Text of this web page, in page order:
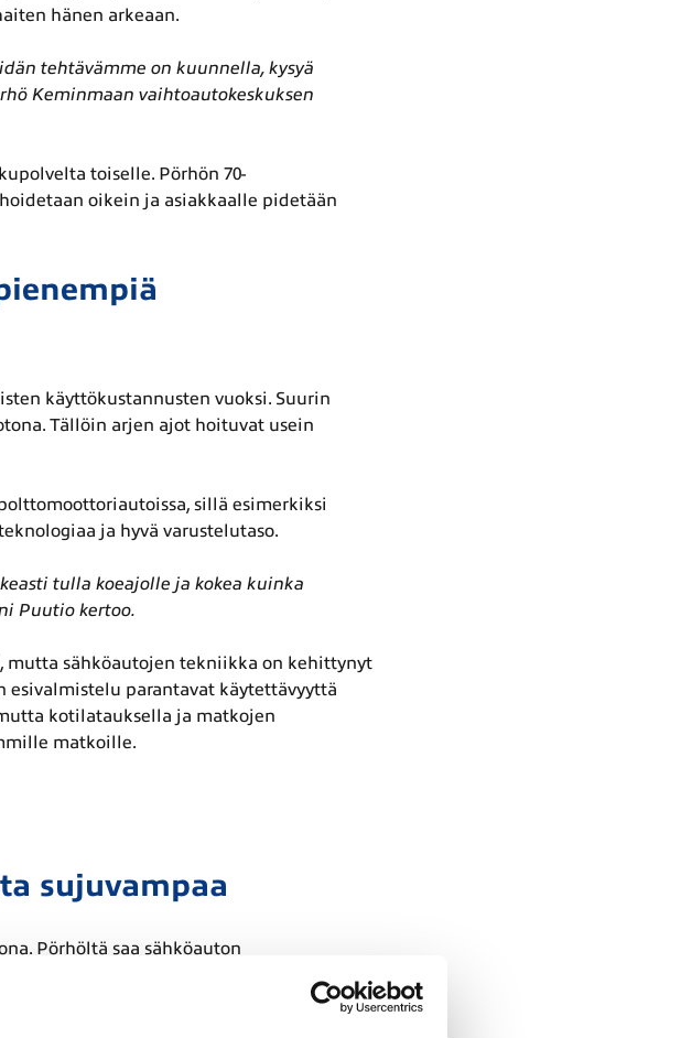
hänen arkeaan.
tehtävämme on kuunnella, kysyä
Keminmaan vaihtoautokeskuksen
toiselle. Pörhön 70-
oikein ja asiakkaalle pidetään
käyttökustannusten vuoksi. Suurin
Tällöin arjen ajot hoituvat usein
sillä esimerkiksi
ja hyvä varustelutaso.
tulla koeajolle ja kokea kuinka
Puutio kertoo.
mutta sähköautojen tekniikka on kehittynyt
esivalmistelu parantavat käytettävyyttä
kotilatauksella ja matkojen
matkoille.
sujuvampaa
Pörhöltä saa sähköauton